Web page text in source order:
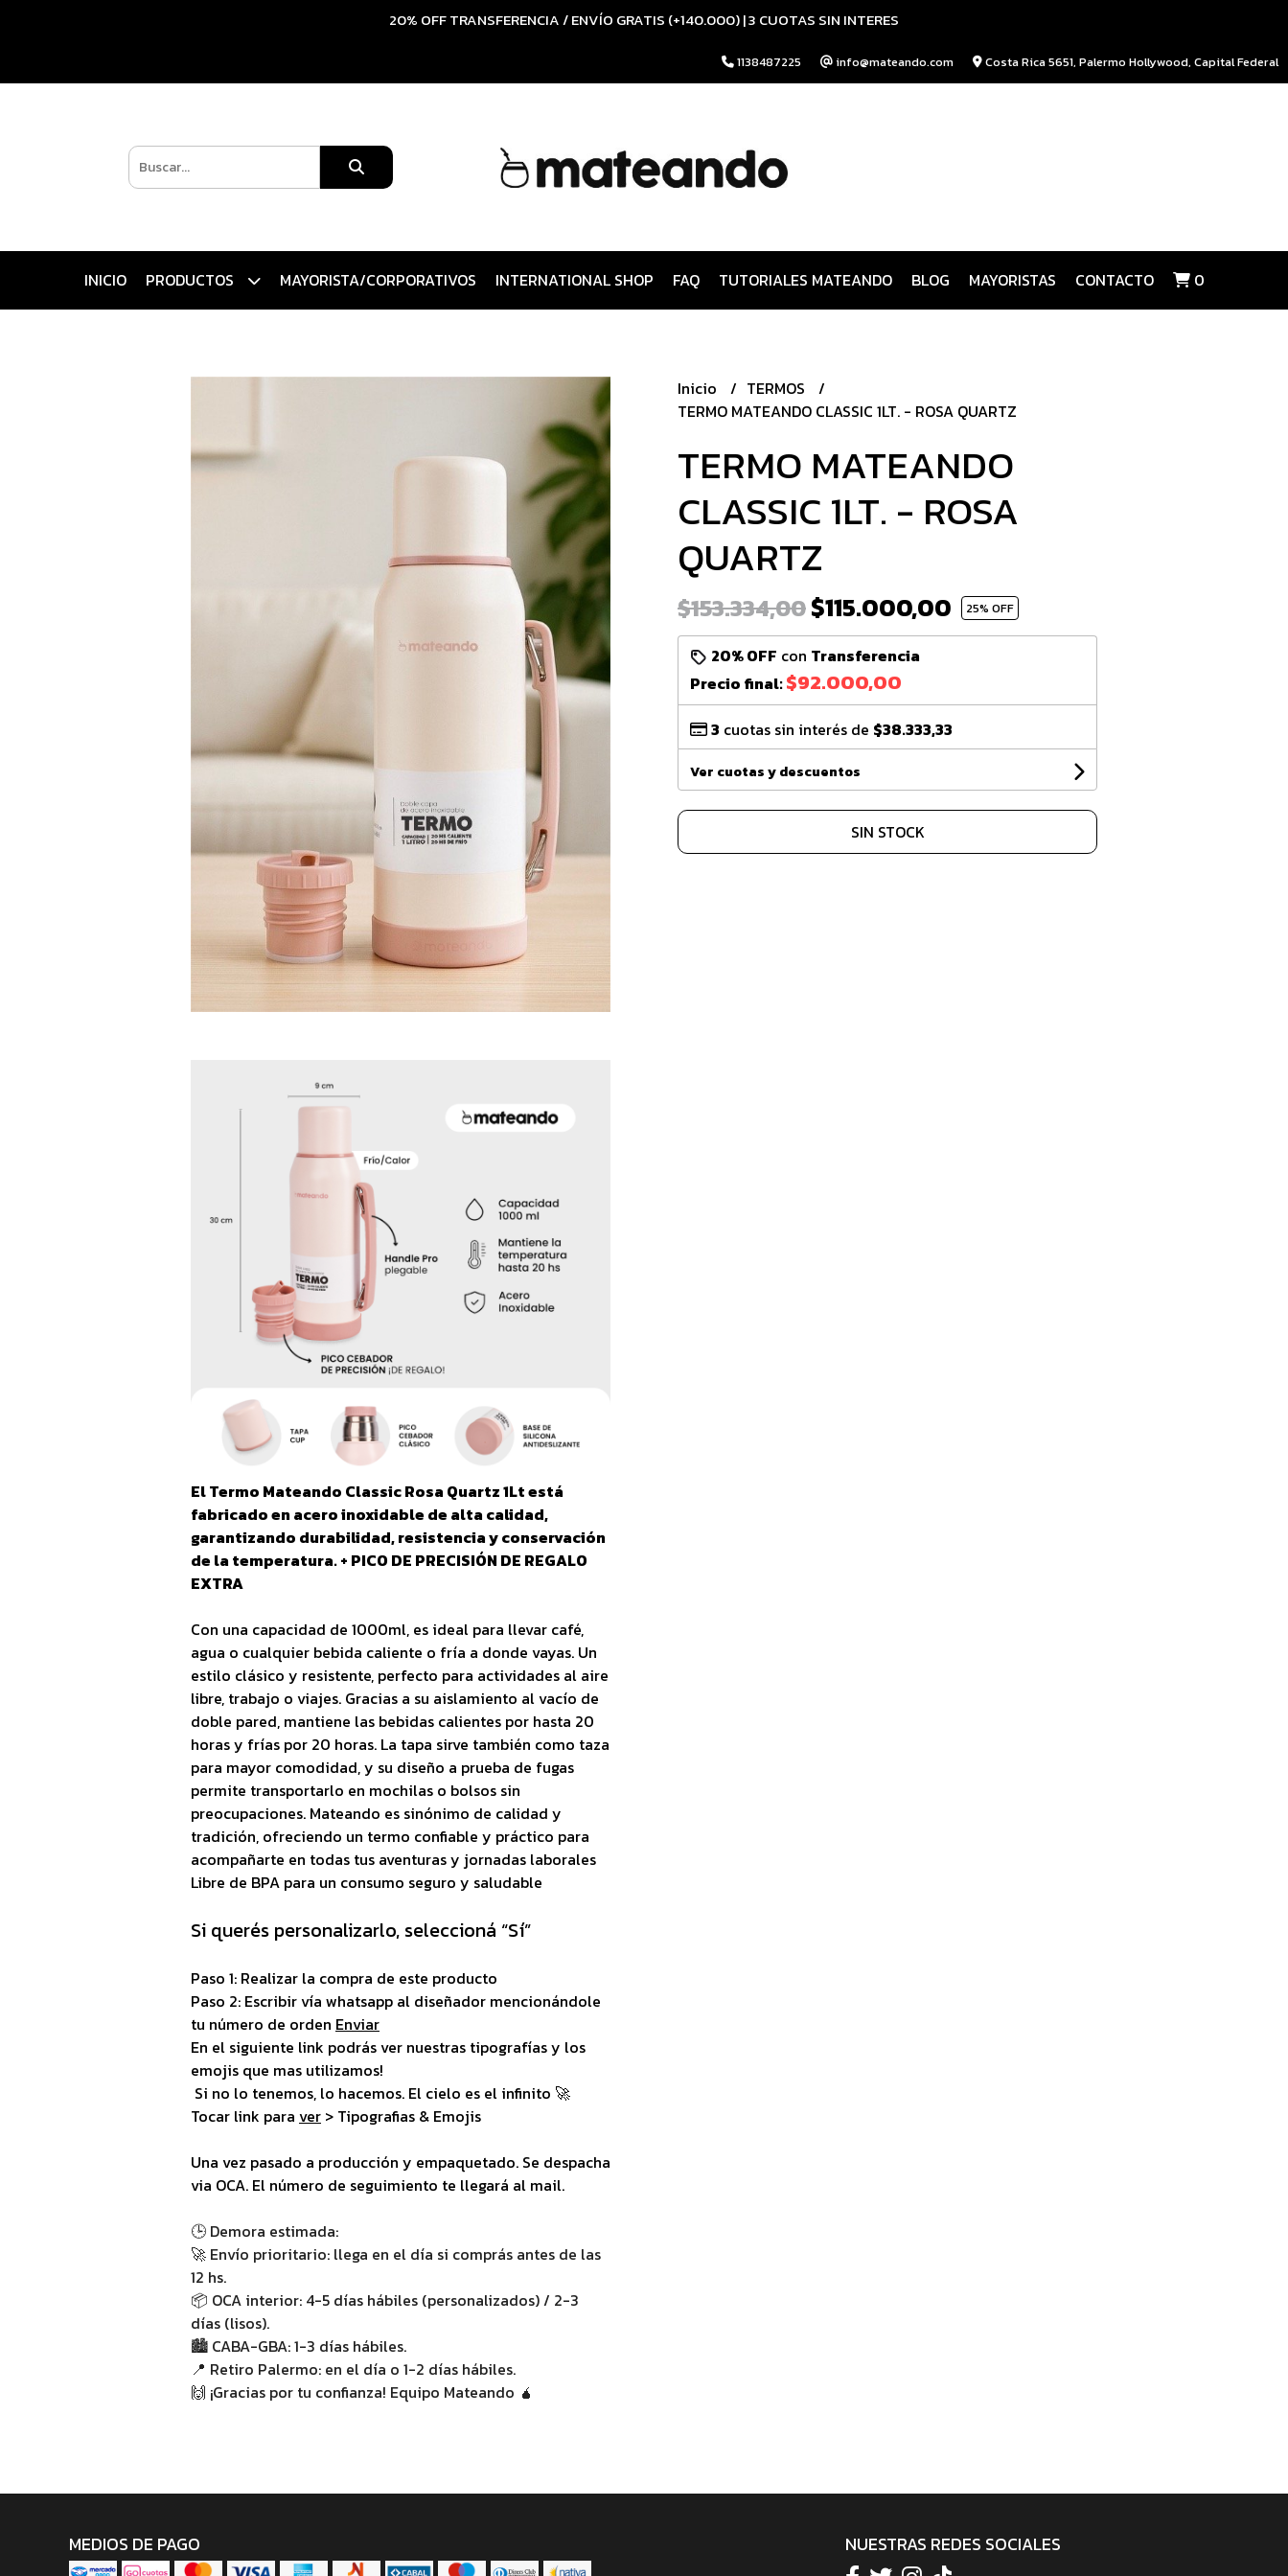
20% OFF TRANSFERENCIA / ENVÍO GRATIS (+140.000) | 3 CUOTAS SIN INTERES
1138487225 info@mateando.com Costa Rica 5651, Palermo Hollywood, Capital Federal
INICIO PRODUCTOS MAYORISTA/CORPORATIVOS INTERNATIONAL SHOP FAQ TUTORIALES MATEANDO BLOG MAYORISTAS CONTACTO 0
El Termo Mateando Classic Rosa Quartz 1Lt está
fabricado en acero inoxidable de alta calidad,
garantizando durabilidad, resistencia y conservación
de la temperatura. + PICO DE PRECISIÓN DE REGALO
EXTRA
Con una capacidad de 1000ml, es ideal para llevar café,
agua o cualquier bebida caliente o fría a donde vayas. Un
estilo clásico y resistente, perfecto para actividades al aire
libre, trabajo o viajes. Gracias a su aislamiento al vacío de
doble pared, mantiene las bebidas calientes por hasta 20
horas y frías por 20 horas. La tapa sirve también como taza
para mayor comodidad, y su diseño a prueba de fugas
permite transportarlo en mochilas o bolsos sin
preocupaciones. Mateando es sinónimo de calidad y
tradición, ofreciendo un termo confiable y práctico para
acompañarte en todas tus aventuras y jornadas laborales
Libre de BPA para un consumo seguro y saludable
Si querés personalizarlo, seleccioná “Sí”
Paso 1: Realizar la compra de este producto
Paso 2: Escribir vía whatsapp al diseñador mencionándole
tu número de orden Enviar
En el siguiente link podrás ver nuestras tipografías y los
emojis que mas utilizamos!
Si no lo tenemos, lo hacemos. El cielo es el infinito 🚀
Tocar link para ver > Tipografias & Emojis
Una vez pasado a producción y empaquetado. Se despacha
via OCA. El número de seguimiento te llegará al mail.
🕒 Demora estimada:
🚀 Envío prioritario: llega en el día si comprás antes de las
12 hs.
📦 OCA interior: 4-5 días hábiles (personalizados) / 2-3
días (lisos).
🏙️ CABA-GBA: 1-3 días hábiles.
📍 Retiro Palermo: en el día o 1-2 días hábiles.
🙌 ¡Gracias por tu confianza! Equipo Mateando 🧉
Inicio
TERMOS
TERMO MATEANDO CLASSIC 1LT. - ROSA QUARTZ
TERMO MATEANDO
CLASSIC 1LT. - ROSA
QUARTZ
$153.334,00$115.000,00 25% OFF
20% OFF con Transferencia
Precio final:$92.000,00
3 cuotas sin interés de $38.333,33
Ver cuotas y descuentos
SIN STOCK
MEDIOS DE PAGO NUESTRAS REDES SOCIALES